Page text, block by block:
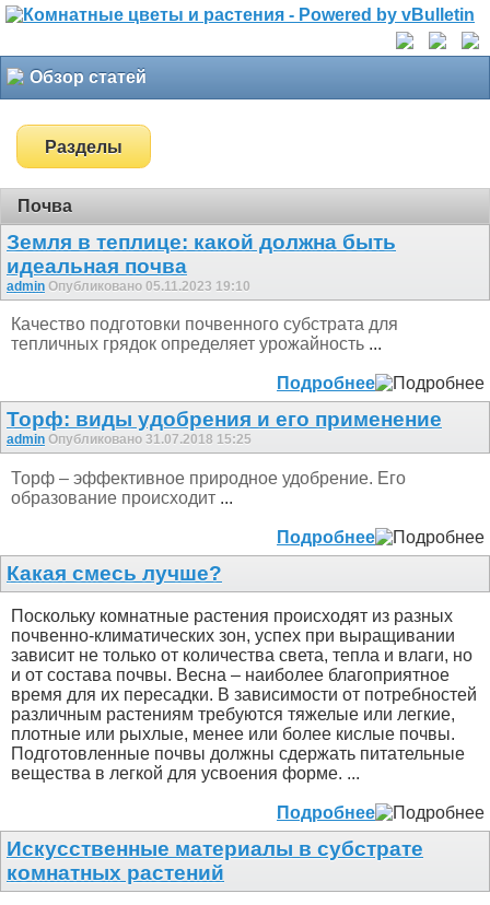
Обзор статей
Разделы
Почва
Земля в теплице: какой должна быть
идеальная почва
admin Опубликовано 05.11.2023 19:10
Качество подготовки почвенного субстрата для
тепличных грядок определяет урожайность ...
Подробнее
Торф: виды удобрения и его применение
admin Опубликовано 31.07.2018 15:25
Торф – эффективное природное удобрение. Его
образование происходит ...
Подробнее
Какая смесь лучше?
Поскольку комнатные растения происходят из разных
почвенно-климатических зон, успех при выращивании
зависит не только от количества света, тепла и влаги, но
и от состава почвы. Весна – наиболее благоприятное
время для их пересадки. В зависимости от потребностей
различным растениям требуются тяжелые или легкие,
плотные или рыхлые, менее или более кислые почвы.
Подготовленные почвы должны сдержать питательные
вещества в легкой для усвоения форме. ...
Подробнее
Искусственные материалы в субстрате
комнатных растений